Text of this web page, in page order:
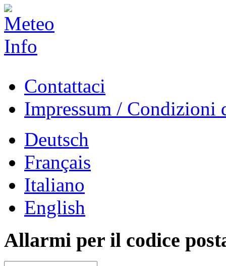
Contattaci
Impressum / Condizioni
Deutsch
Français
Italiano
English
Allarmi per il codice